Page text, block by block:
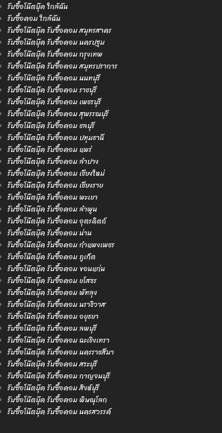
รับซื้อโน๊ตบุ๊ค ใกล้ฉัน
รับซื้อคอม ใกล้ฉัน
รับซื้อโน๊ตบุ๊ค รับซื้อคอม สมุทรสาคร
รับซื้อโน๊ตบุ๊ค รับซื้อคอม นครปฐม
รับซื้อโน๊ตบุ๊ค รับซื้อคอม กรุงเทพ
รับซื้อโน๊ตบุ๊ค รับซื้อคอม สมุทรปราการ
รับซื้อโน๊ตบุ๊ค รับซื้อคอม นนทบุรี
รับซื้อโน๊ตบุ๊ค รับซื้อคอม ราชบุรี
รับซื้อโน๊ตบุ๊ค รับซื้อคอม เพชรบุรี
รับซื้อโน๊ตบุ๊ค รับซื้อคอม สุพรรณบุรี
รับซื้อโน๊ตบุ๊ค รับซื้อคอม ชลบุรี
รับซื้อโน๊ตบุ๊ค รับซื้อคอม ปทุมธานี
รับซื้อโน๊ตบุ๊ค รับซื้อคอม แพร่
รับซื้อโน๊ตบุ๊ค รับซื้อคอม ลำปาง
รับซื้อโน๊ตบุ๊ค รับซื้อคอม เชียงใหม่
รับซื้อโน๊ตบุ๊ค รับซื้อคอม เชียงราย
รับซื้อโน๊ตบุ๊ค รับซื้อคอม พะเยา
รับซื้อโน๊ตบุ๊ค รับซื้อคอม ลำพูน
รับซื้อโน๊ตบุ๊ค รับซื้อคอม อุตรดิตถ์
รับซื้อโน๊ตบุ๊ค รับซื้อคอม น่าน
รับซื้อโน๊ตบุ๊ค รับซื้อคอม กำแพงเพชร
รับซื้อโน๊ตบุ๊ค รับซื้อคอม ภูเก็ต
รับซื้อโน๊ตบุ๊ค รับซื้อคอม ขอนแก่น
รับซื้อโน๊ตบุ๊ค รับซื้อคอม ยโสธร
รับซื้อโน๊ตบุ๊ค รับซื้อคอม พัทลุง
รับซื้อโน๊ตบุ๊ค รับซื้อคอม นราธิวาส
รับซื้อโน๊ตบุ๊ค รับซื้อคอม อยุธยา
รับซื้อโน๊ตบุ๊ค รับซื้อคอม ลพบุรี
รับซื้อโน๊ตบุ๊ค รับซื้อคอม ฉะเชิงเทรา
รับซื้อโน๊ตบุ๊ค รับซื้อคอม นครราชสีมา
รับซื้อโน๊ตบุ๊ค รับซื้อคอม สระบุรี
รับซื้อโน๊ตบุ๊ค รับซื้อคอม กาญจนบุรี
รับซื้อโน๊ตบุ๊ค รับซื้อคอม สิงห์บุรี
รับซื้อโน๊ตบุ๊ค รับซื้อคอม พิษณุโลก
รับซื้อโน๊ตบุ๊ค รับซื้อคอม นครสวรรค์